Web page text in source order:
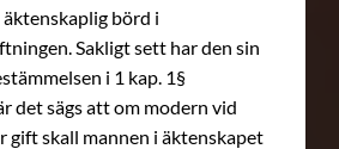
börd i
Sakligt sett har den sin
i 1 kap. 1§
det sägs att om modern vid
gift skall mannen i äktenskapet